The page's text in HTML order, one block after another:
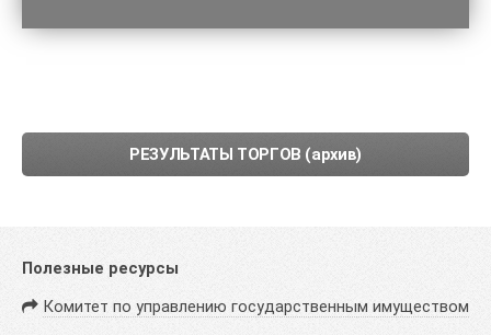
РЕЗУЛЬТАТЫ ТОРГОВ (архив)
Полезные ресурсы
Комитет по управлению государственным имуществом